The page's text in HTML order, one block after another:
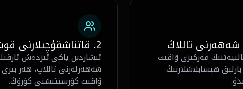
مەركىزى ۋاقىت
بارلىق ھېسابلاشلارنىڭ
2. قاتناشقۇچىلارنى قوشۇڭ
ئىشاردىن ياكى ئىزدەش
شەھەرلەرنى تاللاپ، ھەر
ۋاقىت كۆرسىتىشنى كۆرۈڭ.